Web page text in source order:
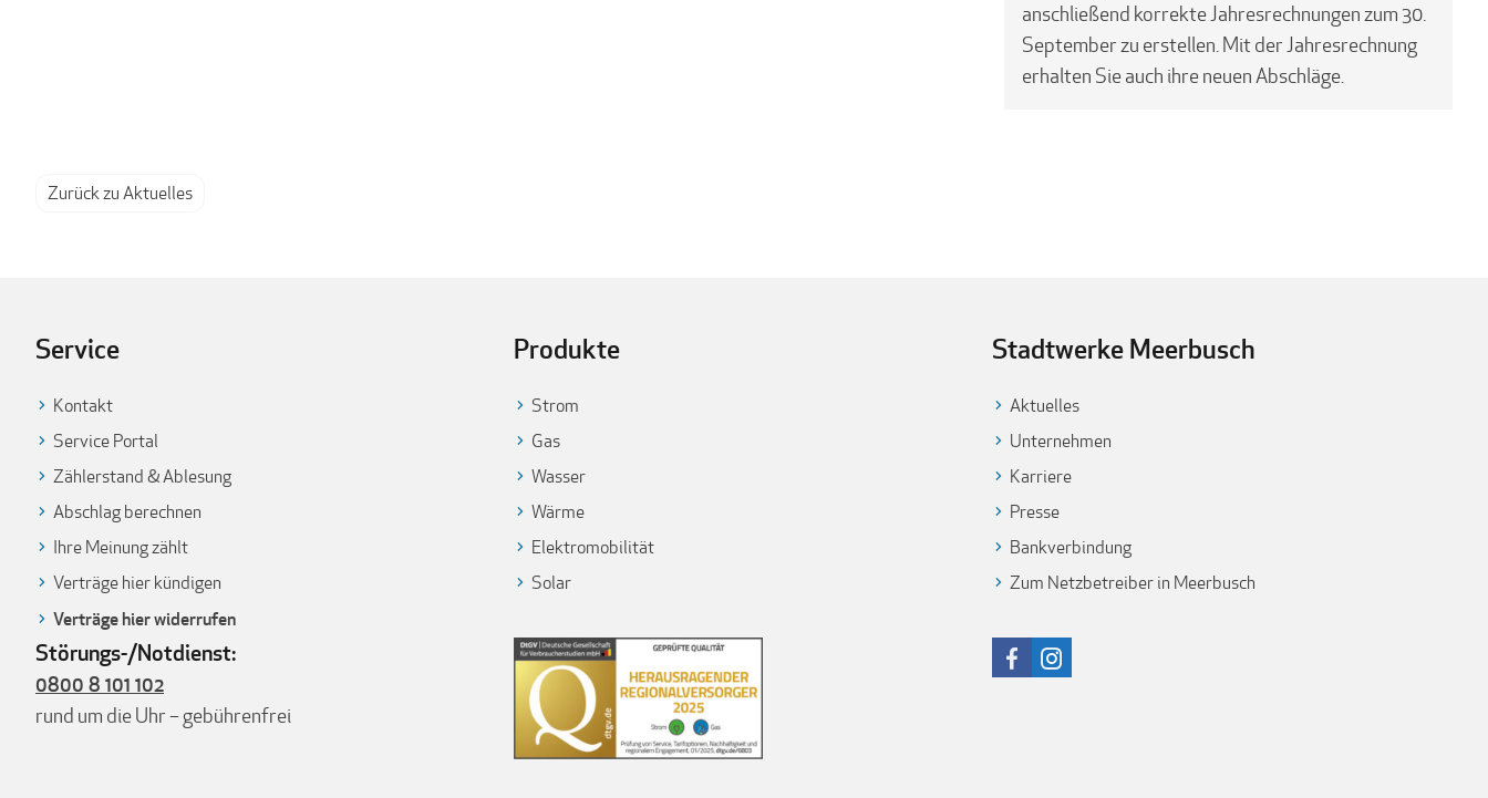
anschließend korrekte Jahresrechnungen zum 30.
September zu erstellen. Mit der Jahresrechnung
erhalten Sie auch ihre neuen Abschläge.
Zurück zu Aktuelles
Service
Kontakt
Service Portal
Zählerstand & Ablesung
Abschlag berechnen
Ihre Meinung zählt
Verträge hier kündigen
Verträge hier widerrufen
Produkte
Strom
Gas
Wasser
Wärme
Elektromobilität
Solar
Stadtwerke Meerbusch
Aktuelles
Unternehmen
Karriere
Presse
Bankverbindung
Zum Netzbetreiber in Meerbusch
Störungs-/Notdienst:
0800 8 101 102
rund um die Uhr – gebührenfrei